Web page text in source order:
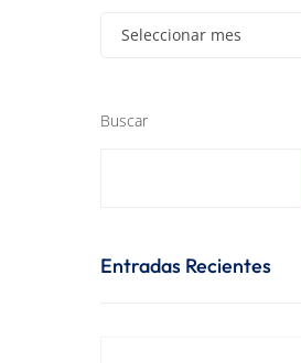
Seleccionar mes
Buscar
Entradas Recientes